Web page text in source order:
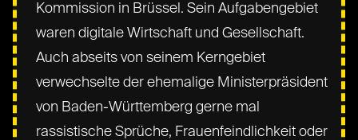
Kommission in Brüssel. Sein Aufgabengebiet
waren digitale Wirtschaft und Gesellschaft.
Auch abseits von seinem Kerngebiet
verwechselte der ehemalige Ministerpräsident
von Baden-Württemberg gerne mal
rassistische Sprüche, Frauenfeindlichkeit oder